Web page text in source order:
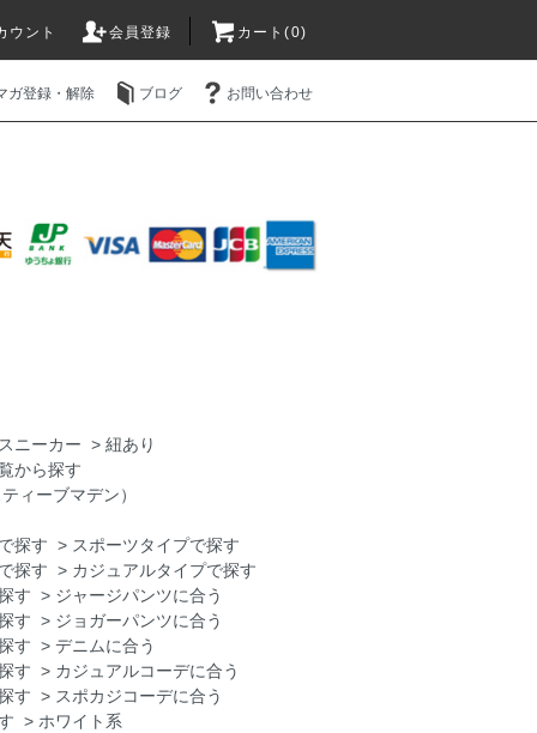
ウント 会員登録 カート(0)
ガ登録・解除 ブログ お問い合わせ
ニーカー > 紐あり
から探す
ィーブマデン）
探す > スポーツタイプで探す
探す > カジュアルタイプで探す
す > ジャージパンツに合う
す > ジョガーパンツに合う
す > デニムに合う
す > カジュアルコーデに合う
す > スポカジコーデに合う
> ホワイト系